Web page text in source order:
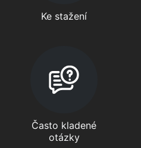
Ke stažení
Často kladené
otázky